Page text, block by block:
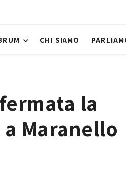
CHI SIAMO
la
Maranello